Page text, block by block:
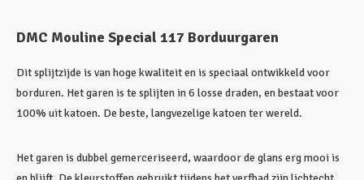
DMC Mouline Special 117 Borduurgaren
Dit splijtzijde is van hoge kwaliteit en is speciaal ontwikkeld voor
borduren. Het garen is te splijten in 6 losse draden, en bestaat voor
100% uit katoen. De beste, langvezelige katoen ter wereld.
Het garen is dubbel gemerceriseerd, waardoor de glans erg mooi is